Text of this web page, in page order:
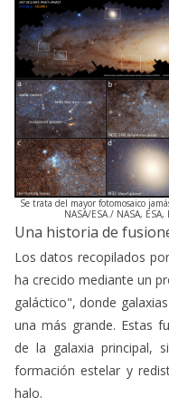
Se trata del mayor fotomosaico
NASA/ESA./ NASA,
Una historia de
Los datos recopilados
ha crecido mediante un
galáctico", donde
una más grande. Estas
de la galaxia principal,
formación estelar y
halo.